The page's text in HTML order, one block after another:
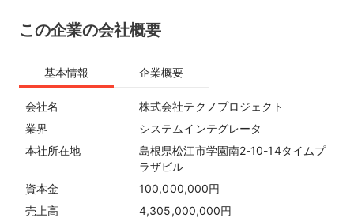
この企業の会社概要
基本情報 企業概要
会社名
株式会社テクノプロジェクト
業界
システムインテグレータ
本社所在地
島根県松江市学園南2-10-14タイムプ
ラザビル
資本金
100,000,000円
売上高
4,305,000,000円